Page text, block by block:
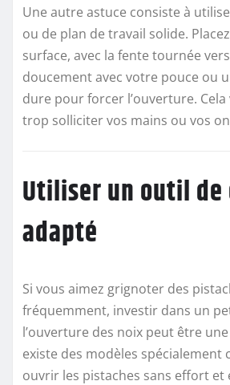
Une autre astuce consiste à
ou de plan de travail solide.
surface, avec la fente tournée
doucement avec votre pouce ou
dure pour forcer l’ouverture.
trop solliciter vos mains ou vos
Utiliser un outil de
adapté
Si vous aimez grignoter des
fréquemment, investir dans un
l’ouverture des noix peut être
existe des modèles spécialement
ouvrir les pistaches sans effort et